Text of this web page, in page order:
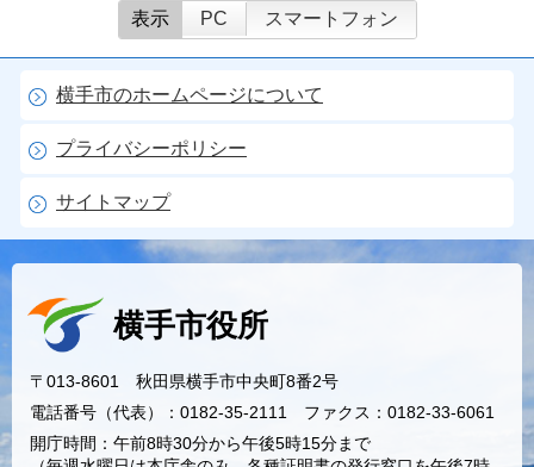
表示 PC スマートフォン
横手市のホームページについて
プライバシーポリシー
サイトマップ
横手市役所
〒013-8601 秋田県横手市中央町8番2号
電話番号（代表）：0182-35-2111 ファクス：0182-33-6061
開庁時間：午前8時30分から午後5時15分まで